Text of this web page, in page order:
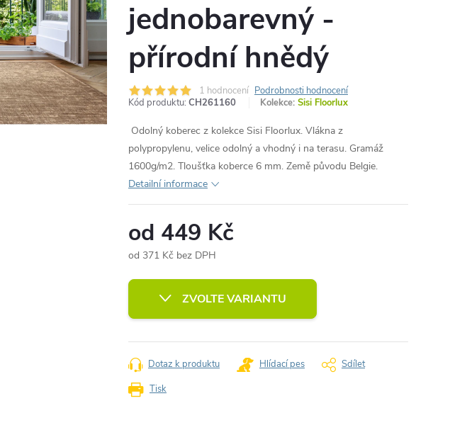
jednobarevný -
přírodní hnědý
1 hodnocení Podrobnosti hodnocení
Kód produktu: CH261160 Kolekce: Sisi Floorlux
Odolný koberec z kolekce Sisi Floorlux. Vlákna z
polypropylenu, velice odolný a vhodný i na terasu. Gramáž
1600g/m2. Tloušťka koberce 6 mm. Země původu Belgie.
Detailní informace
od 449 Kč
od 371 Kč bez DPH
cena:
ZVOLTE VARIANTU
Tisk
Dotaz k produktu Hlídací pes Sdílet